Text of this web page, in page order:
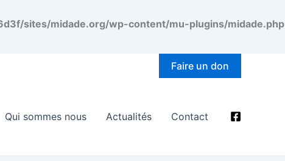
sites/midade.org/wp-content/mu-plugins/midade.php
Faire un don
Qui sommes nous Actualités Contact